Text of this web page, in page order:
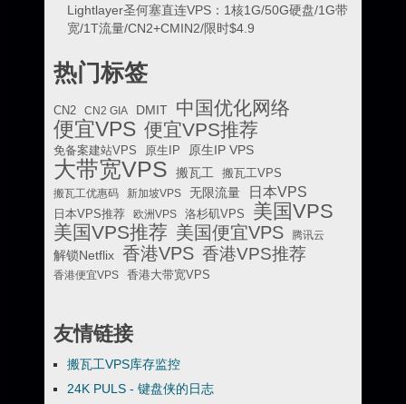
Lightlayer圣何塞直连VPS：1核1G/50G硬盘/1G带
宽/1T流量/CN2+CMIN2/限时$4.9
热门标签
CN2 CN2 GIA DMIT 中国优化网络
便宜VPS 便宜VPS推荐
免备案建站VPS 原生IP 原生IP VPS
大带宽VPS 搬瓦工
搬瓦工VPS
搬瓦工优惠码
新加坡VPS 无限流量 日本VPS
日本VPS推荐 欧洲VPS 洛杉矶VPS 美国VPS
美国VPS推荐 美国便宜VPS 腾讯云
解锁Netflix 香港VPS 香港VPS推荐
香港便宜VPS 香港大带宽VPS
友情链接
搬瓦工VPS库存监控
24K PULS - 键盘侠的日志